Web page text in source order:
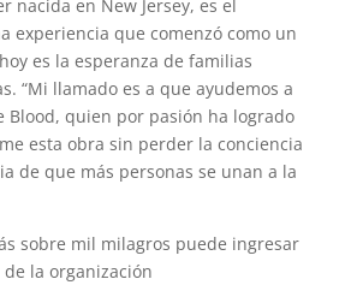
nacida en New Jersey, es el
experiencia que comenzó como un
es la esperanza de familias
“Mi llamado es a que ayudemos a
Blood, quien por pasión ha logrado
esta obra sin perder la conciencia
de que más personas se unan a la
sobre mil milagros puede ingresar
la organización